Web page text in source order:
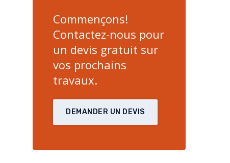
Commençons!
Contactez-nous pour
un devis gratuit sur
vos prochains
travaux.
DEMANDER UN DEVIS